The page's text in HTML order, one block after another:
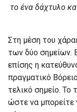
το ένα δάχτυλο
Στη μέση του
των δύο σημείων.
επίσης η
πραγματικό
τελικό σημείο. Το
ώστε να μπορείτε